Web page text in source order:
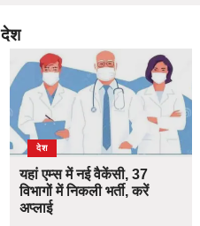
देश
देश
यहां एम्स में नई वैकेंसी, 37
विभागों में निकली भर्ती, करें
अप्लाई